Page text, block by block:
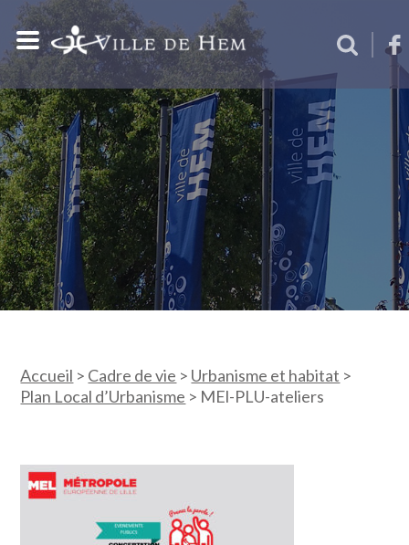
Accueil > Cadre de vie > Urbanisme et habitat >
Plan Local d’Urbanisme > MEl-PLU-ateliers